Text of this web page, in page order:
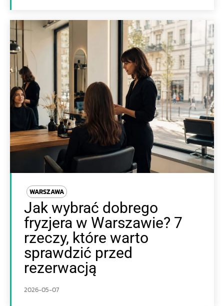
WARSZAWA
Jak wybrać dobrego
fryzjera w Warszawie? 7
rzeczy, które warto
sprawdzić przed
rezerwacją
2026-05-07